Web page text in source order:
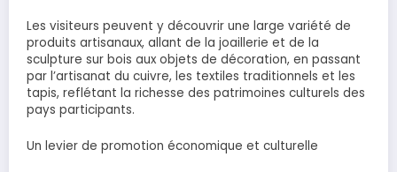
Les visiteurs peuvent y découvrir une large variété de
produits artisanaux, allant de la joaillerie et de la
sculpture sur bois aux objets de décoration, en passant
par l’artisanat du cuivre, les textiles traditionnels et les
tapis, reflétant la richesse des patrimoines culturels des
pays participants.
Un levier de promotion économique et culturelle